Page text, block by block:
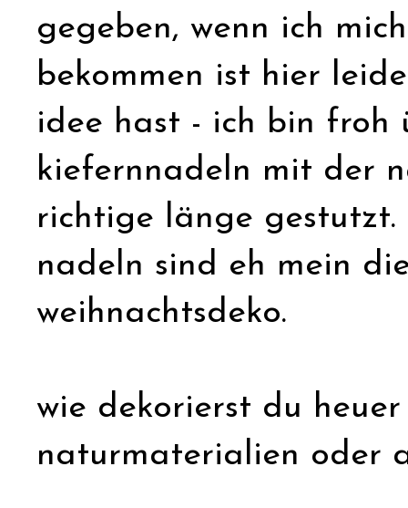
gegeben, wenn ich
bekommen ist hier
idee hast - ich bin froh
kiefernnadeln mit der
richtige länge gestutzt.
nadeln sind eh mein
weihnachtsdeko.
wie dekorierst du
naturmaterialien oder